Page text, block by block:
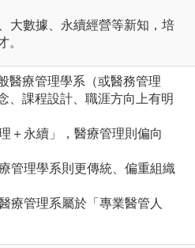
大數據、永續經營等新知，培
。
醫療管理學系（或醫務管理
、課程設計、職涯方向上有明
＋永續」，醫療管理則偏向
管理學系則更傳統、偏重組織
療管理系屬於「專業醫管人